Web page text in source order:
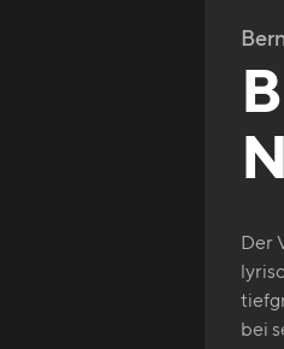
Bern
Der
bei